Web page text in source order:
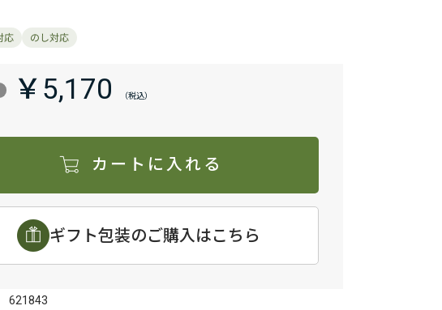
￥5,170
カートに入れる
ギフト包装のご購入はこちら
621843